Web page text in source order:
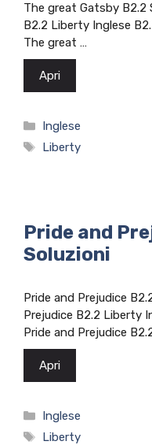
The great Gatsby B2.2
B2.2 Liberty Inglese
The great …
Apri
Categorie
Inglese
Tag
Liberty
Pride and
Soluzioni
Pride and Prejudice
Prejudice B2.2 Liberty
Pride and Prejudice
Apri
Categorie
Inglese
Tag
Liberty